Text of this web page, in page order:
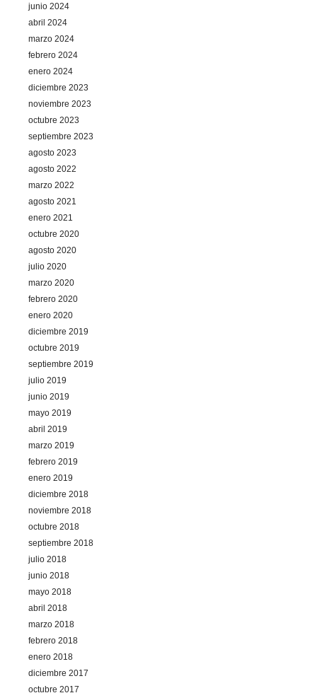
junio 2024
abril 2024
marzo 2024
febrero 2024
enero 2024
diciembre 2023
noviembre 2023
octubre 2023
septiembre 2023
agosto 2023
agosto 2022
marzo 2022
agosto 2021
enero 2021
octubre 2020
agosto 2020
julio 2020
marzo 2020
febrero 2020
enero 2020
diciembre 2019
octubre 2019
septiembre 2019
julio 2019
junio 2019
mayo 2019
abril 2019
marzo 2019
febrero 2019
enero 2019
diciembre 2018
noviembre 2018
octubre 2018
septiembre 2018
julio 2018
junio 2018
mayo 2018
abril 2018
marzo 2018
febrero 2018
enero 2018
diciembre 2017
octubre 2017